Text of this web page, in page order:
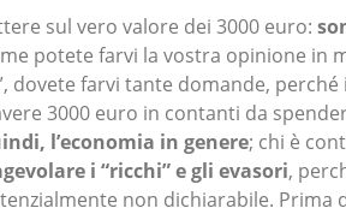
sul vero valore dei 3000 euro:
potete farvi la vostra opinione in
dovete farvi tante domande,
3000 euro in contanti da
l’economia in genere; chi è
i “ricchi” e gli evasori,
non dichiarabile. Prima